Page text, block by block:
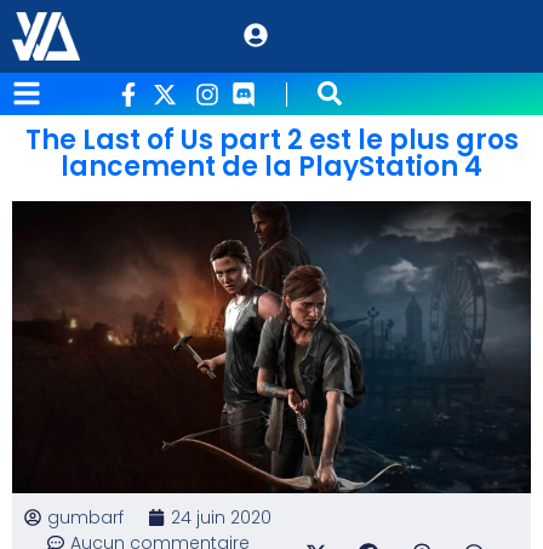
The Last of Us part 2 est le plus gros
lancement de la PlayStation 4
gumbarf
24 juin 2020
Aucun commentaire